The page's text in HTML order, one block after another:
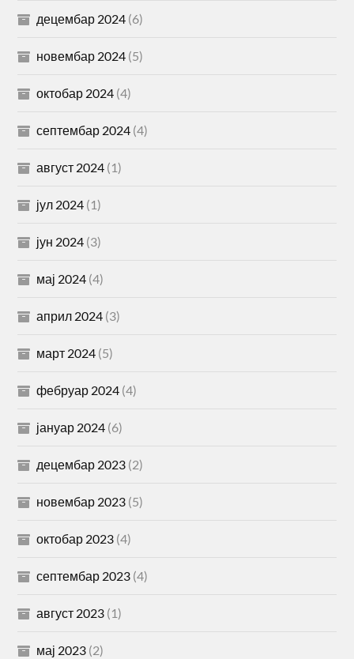
децембар 2024 (6)
новембар 2024 (5)
октобар 2024 (4)
септембар 2024 (4)
август 2024 (1)
јул 2024 (1)
јун 2024 (3)
мај 2024 (4)
април 2024 (3)
март 2024 (5)
фебруар 2024 (4)
јануар 2024 (6)
децембар 2023 (2)
новембар 2023 (5)
октобар 2023 (4)
септембар 2023 (4)
август 2023 (1)
мај 2023 (2)